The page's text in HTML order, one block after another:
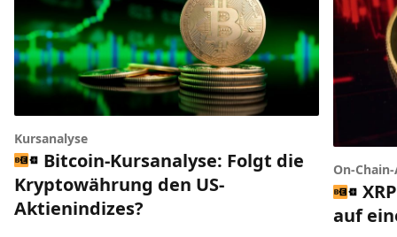
Kursanalyse
Bitcoin-Kursanalyse: Folgt die
Kryptowährung den US-
Aktienindizes?
On-
auf